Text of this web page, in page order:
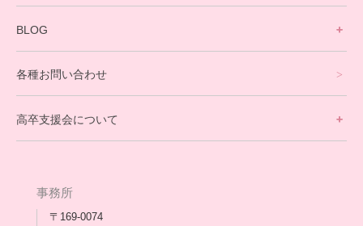
寮生活サポート
卒業生の今
アウトリーチ支援
[家庭訪問カウンセリング]
BLOG
保護者交流だより一覧
会長コラム一覧
各種お問い合わせ
高卒支援会について
メディア出演
事務所
〒169-0074